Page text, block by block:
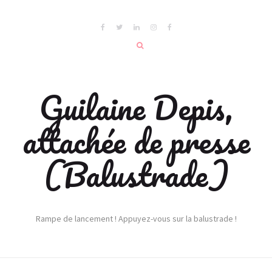
Guilaine Depis,
attachée de presse
(Balustrade)
Rampe de lancement ! Appuyez-vous sur la balustrade !